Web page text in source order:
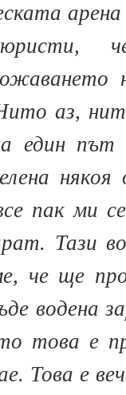
аз,
един път
пак ми
Тази
че ще
водена
това е
Това е